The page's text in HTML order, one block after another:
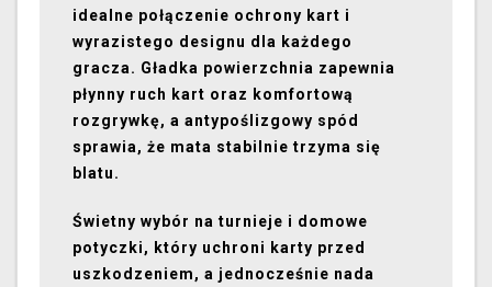
idealne połączenie ochrony kart i
wyrazistego designu dla każdego
gracza. Gładka powierzchnia zapewnia
płynny ruch kart oraz komfortową
rozgrywkę, a antypoślizgowy spód
sprawia, że mata stabilnie trzyma się
blatu.
Świetny wybór na turnieje i domowe
potyczki, który uchroni karty przed
uszkodzeniem, a jednocześnie nada